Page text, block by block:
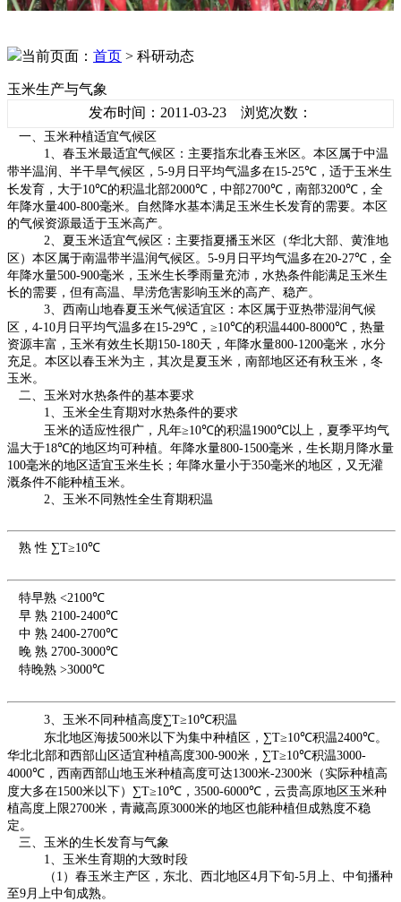
当前页面： 首页 > 科研动态
玉米生产与气象
发布时间：2011-03-23 浏览次数：
一、玉米种植适宜气候区
1、春玉米最适宜气候区：主要指东北春玉米区。本区属于中温
带半温润、半干旱气候区， 5-9月日平均气温多在15-25℃ ，适于玉米生
长发育，大于10℃的积温北部2000℃ ，中部2700℃ ，南部3200℃ ，全
年降水量400-800毫米。自然降水基本满足玉米生长发育的需要。本区
的气候资源最适于玉米高产。
2、夏玉米适宜气候区：主要指夏播玉米区（华北大部、黄淮地
区）本区属于南温带半温润气候区。 5-9月日平均气温多在20-27℃ ，全
年降水量500-900毫米，玉米生长季雨量充沛，水热条件能满足玉米生
长的需要，但有高温、旱涝危害影响玉米的高产、稳产。
3、西南山地春夏玉米气候适宜区：本区属于亚热带湿润气候
区， 4-10月日平均气温多在15-29℃ ， ≥10℃的积温4400-8000℃ ，热量
资源丰富，玉米有效生长期 150-180天，年降水量800-1200毫米，水分
充足。本区以春玉米为主，其次是夏玉米，南部地区还有秋玉米，冬
玉米。
二、玉米对水热条件的基本要求
1、玉米全生育期对水热条件的要求
玉米的适应性很广，凡年≥10℃的积温1900℃以上，夏季平均气
温大于18℃的地区均可种植。年降水量800-1500毫米，生长期月降水量
100毫米的地区适宜玉米生长；年降水量小于350毫米的地区，又无灌
溉条件不能种植玉米。
2、玉米不同熟性全生育期积温
熟 性 ∑T≥10℃
特早熟 <2100℃
早 熟 2100-2400℃
中 熟 2400-2700℃
晚 熟 2700-3000℃
特晚熟 >3000℃
3、玉米不同种植高度∑T≥10℃积温
东北地区海拔500米以下为集中种植区， ∑T≥10℃积温2400℃。
华北北部和西部山区适宜种植高度300-900米， ∑T≥10℃积温3000-
4000℃ ，西南西部山地玉米种植高度可达1300米-2300米（实际种植高
度大多在1500米以下） ∑T≥10℃ ， 3500-6000℃ ，云贵高原地区玉米种
植高度上限2700米，青藏高原3000米的地区也能种植但成熟度不稳
定。
三、玉米的生长发育与气象
1、玉米生育期的大致时段
（ 1 ）春玉米主产区，东北、西北地区4月下旬-5月上、中旬播种
至9月上中旬成熟。